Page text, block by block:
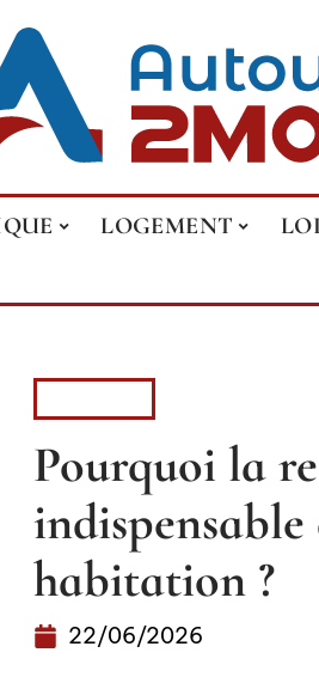
LOGEMENT
Pourquoi la
indispensable
habitation ?
22/06/2026